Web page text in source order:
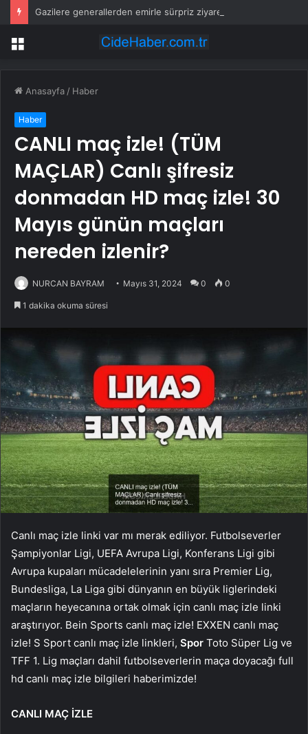
Gazilere generallerden emirle sürpriz ziyaret
Menü
Anasayfa / Haber
Haber
CANLI maç izle! (TÜM
MAÇLAR) Canlı şifresiz
donmadan HD maç izle! 30
Mayıs günün maçları
nereden izlenir?
NURCAN BAYRAM Mayıs 31, 2024 0 0
1 dakika okuma süresi
Canlı maç izle linki var mı merak ediliyor. Futbolseverler
Şampiyonlar Ligi, UEFA Avrupa Ligi, Konferans Ligi gibi
Avrupa kupaları mücadelelerinin yanı sıra Premier Lig,
Bundesliga, La Liga gibi dünyanın en büyük liglerindeki
maçların heyecanına ortak olmak için canlı maç izle linki
araştırıyor. Bein Sports canlı maç izle! EXXEN canlı maç
izle! S Sport canlı maç izle linkleri, Spor Toto Süper Lig ve
TFF 1. Lig maçları dahil futbolseverlerin maça doyacağı full
hd canlı maç izle bilgileri haberimizde!
CANLI MAÇ İZLE